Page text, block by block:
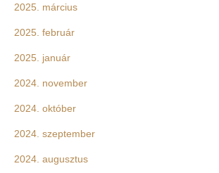
2025. március
2025. február
2025. január
2024. november
2024. október
2024. szeptember
2024. augusztus